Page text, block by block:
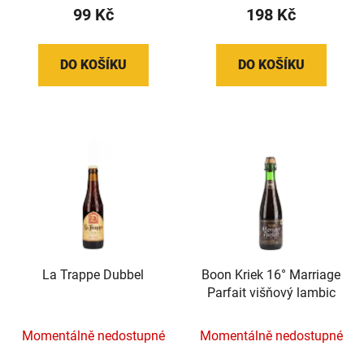
99 Kč
DO KOŠÍKU
198 Kč
DO KOŠÍKU
La Trappe Dubbel
Momentálně nedostupné
Boon Kriek 16° Marriage
Parfait višňový lambic
Momentálně nedostupné